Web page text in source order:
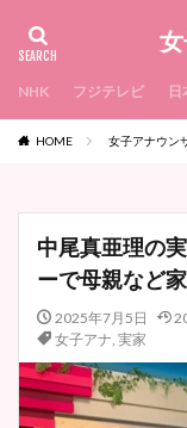
NHK フジテレビ
HOME 女子アナウン
中尾真亜理の
ーで母親など
2025年7月5日
女子アナ, 実家